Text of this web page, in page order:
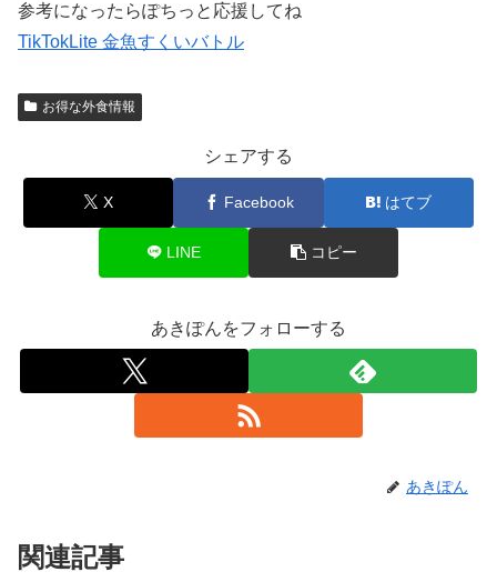
参考になったらぽちっと応援してね
TikTokLite 金魚すくいバトル
お得な外食情報
シェアする
X Facebook はてブ
LINE コピー
あきぽんをフォローする
あきぽん
関連記事